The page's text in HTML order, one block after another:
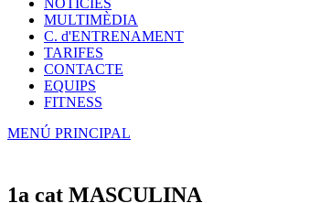
NOTÍCIES
MULTIMÈDIA
C. d'ENTRENAMENT
TARIFES
CONTACTE
EQUIPS
FITNESS
MENÚ PRINCIPAL
1a cat MASCULINA